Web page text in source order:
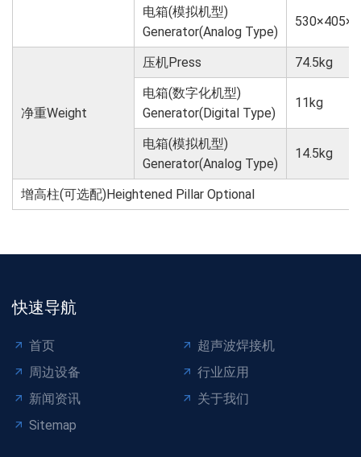
电箱(模拟机型)
Generator(Analog Type)
净重Weight
压机Press
74.5kg
电箱(数字化机型)
Generator(Digital Type)
11kg
电箱(模拟机型)
Generator(Analog Type)
14.5kg
增高柱(可选配)Heightened Pillar Optional
快速导航
首页
超声波焊接机
周边设备
行业应用
新闻资讯
关于我们
Sitemap